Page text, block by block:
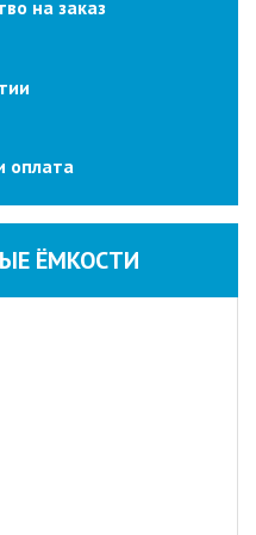
на заказ
оплата
ЁМКОСТИ